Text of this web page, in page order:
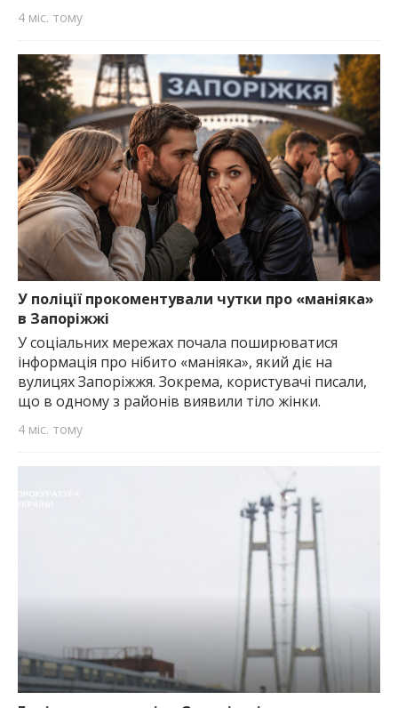
4 міс. тому
У поліції прокоментували чутки про «маніяка»
в Запоріжжі
У соціальних мережах почала поширюватися
інформація про нібито «маніяка», який діє на
вулицях Запоріжжя. Зокрема, користувачі писали,
що в одному з районів виявили тіло жінки.
4 міс. тому